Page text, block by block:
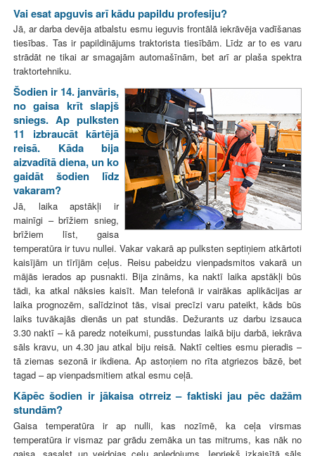
Vai esat apguvis arī kādu papildu profesiju?
Jā, ar darba devēja atbalstu esmu ieguvis frontālā iekrāvēja vadīšanas
tiesības. Tas ir papildinājums traktorista tiesībām. Līdz ar to es varu
strādāt ne tikai ar smagajām automašīnām, bet arī ar plaša spektra
traktortehniku.
Šodien ir 14. janvāris,
no gaisa krīt slapjš
sniegs. Ap pulksten
11 izbraucāt kārtējā
reisā. Kāda bija
aizvadītā diena, un ko
gaidāt šodien līdz
vakaram?
Jā, laika apstākļi ir
mainīgi – brīžiem snieg,
brīžiem līst, gaisa
temperatūra ir tuvu nullei. Vakar vakarā ap pulksten septiņiem atkārtoti
kaisījām un tīrījām ceļus. Reisu pabeidzu vienpadsmitos vakarā un
mājās ierados ap pusnakti. Bija zināms, ka naktī laika apstākļi būs
tādi, ka atkal nāksies kaisīt. Man telefonā ir vairākas aplikācijas ar
laika prognozēm, salīdzinot tās, visai precīzi varu pateikt, kāds būs
laiks tuvākajās dienās un pat stundās. Dežurants uz darbu izsauca
3.30 naktī – kā paredz noteikumi, pusstundas laikā biju darbā, iekrāva
sāls kravu, un 4.30 jau atkal biju reisā. Naktī celties esmu pieradis –
tā ziemas sezonā ir ikdiena. Ap astoņiem no rīta atgriezos bāzē, bet
tagad – ap vienpadsmitiem atkal esmu ceļā.
Kāpēc šodien ir jākaisa otrreiz – faktiski jau pēc dažām
stundām?
Gaisa temperatūra ir ap nulli, kas nozīmē, ka ceļa virsmas
temperatūra ir vismaz par grādu zemāka un tas mitrums, kas nāk no
gaisa, sasalst un veidojas ceļu apledojums. Iepriekš izkaisītā sāls